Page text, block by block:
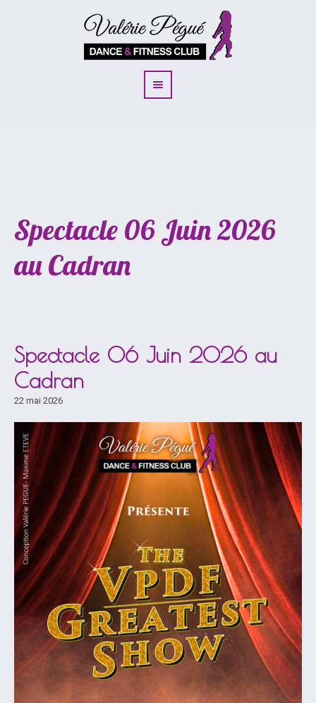
Spectacle 06 Juin 2026
au Cadran
Spectacle 06 Juin 2026 au
Cadran
22 mai 2026